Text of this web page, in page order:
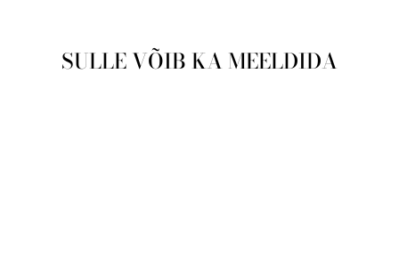
SULLE VÕIB KA MEELDIDA